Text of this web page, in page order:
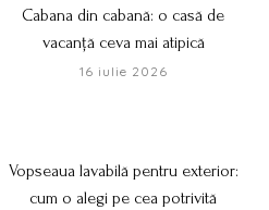
Cabana din cabană: o casă de
vacanță ceva mai atipică
16 iulie 2026
Vopseaua lavabilă pentru exterior:
cum o alegi pe cea potrivită